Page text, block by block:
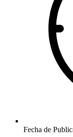
Fecha de